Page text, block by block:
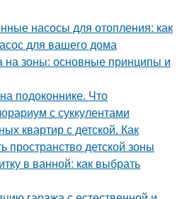
насосы для отопления: как
для вашего дома
на зоны: основные принципы и
подоконнике. Что
с суккулентами
квартир с детской. Как
пространство детской зоны
в ванной: как выбрать